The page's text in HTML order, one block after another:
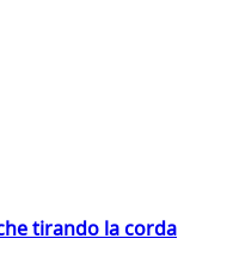
tirando la corda